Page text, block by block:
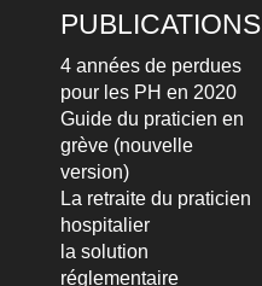
PUBLICATIONS
4 années de perdues
pour les PH en 2020
Guide du praticien en
grève (nouvelle
version)
La retraite du praticien
hospitalier
la solution
réglementaire